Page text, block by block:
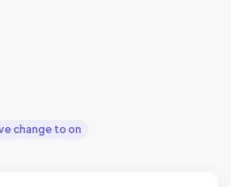
change to on